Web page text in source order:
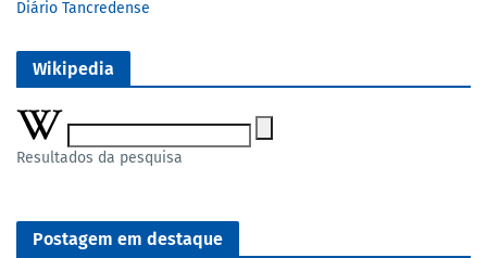
Diário Tancredense
Wikipedia
Resultados da pesquisa
Postagem em destaque